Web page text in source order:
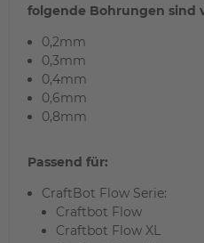
folgende Bohrungen sind
0,2mm
0,3mm
0,4mm
0,6mm
0,8mm
Passend für:
CraftBot Flow Serie:
Craftbot Flow
Craftbot Flow XL